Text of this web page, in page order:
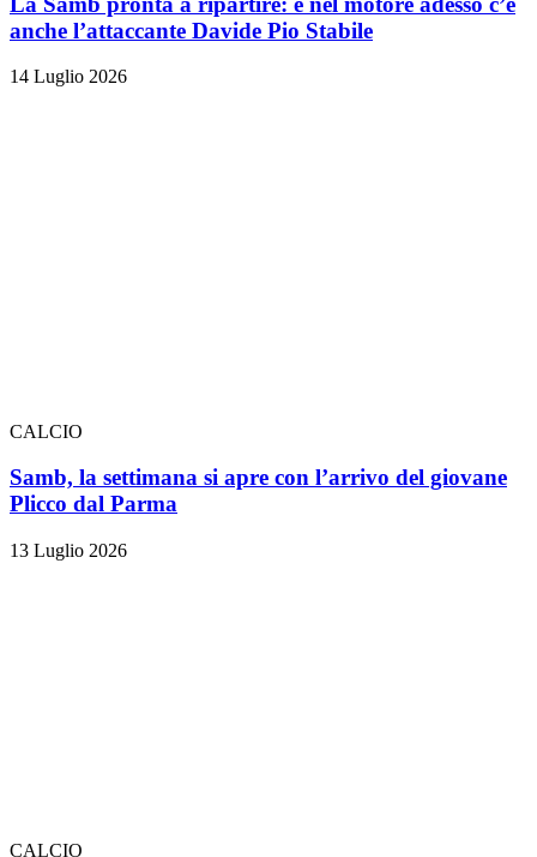
anche l’attaccante Davide Pio Stabile
14 Luglio 2026
CALCIO
Samb, la settimana si apre con l’arrivo del giovane
Plicco dal Parma
13 Luglio 2026
CALCIO